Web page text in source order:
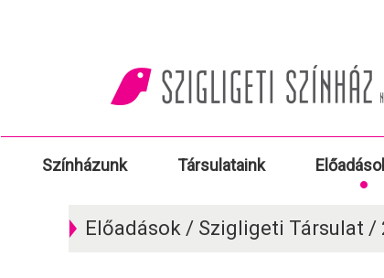
Színházunk Társulataink
Előadások / Szigligeti Társulat /